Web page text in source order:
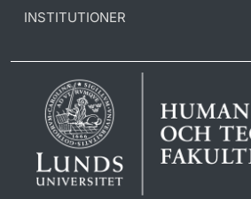
INSTITUTIONER